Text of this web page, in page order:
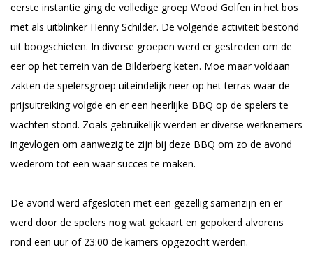
eerste instantie ging de volledige groep Wood Golfen in het bos
met als uitblinker Henny Schilder. De volgende activiteit bestond
uit boogschieten. In diverse groepen werd er gestreden om de
eer op het terrein van de Bilderberg keten. Moe maar voldaan
zakten de spelersgroep uiteindelijk neer op het terras waar de
prijsuitreiking volgde en er een heerlijke BBQ op de spelers te
wachten stond. Zoals gebruikelijk werden er diverse werknemers
ingevlogen om aanwezig te zijn bij deze BBQ om zo de avond
wederom tot een waar succes te maken.
De avond werd afgesloten met een gezellig samenzijn en er
werd door de spelers nog wat gekaart en gepokerd alvorens
rond een uur of 23:00 de kamers opgezocht werden.